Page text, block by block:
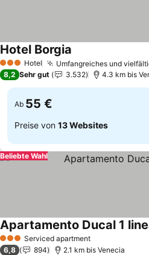
3 SterneHotel Umfangreiches und
Hotel Borgia
8,2 Sehr gut 3.532 4.3 km bis
Ab 55 €
Preise von 13 Websites
Beliebte Wahl
3 SterneServiced apartment
Apartamento Ducal 1
6,8 894 2.1 km bis Venecia